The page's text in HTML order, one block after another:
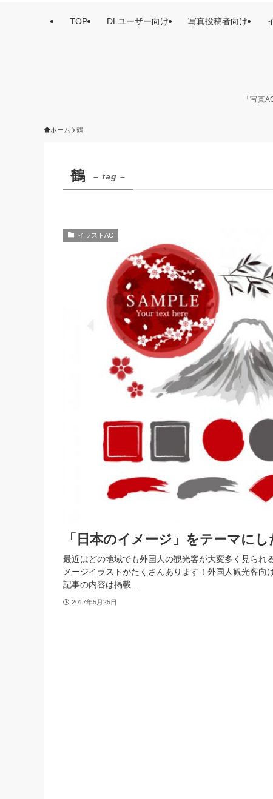
「写真
TOP DLユーザー向け 写真投稿者向け
ホーム 鶴
鶴 – tag –
イラストAC
「日本のイメージ」をテーマに
最近はどの地域でも外国人の観光客が大変多く見られ
メージイラストがたくさんあります！外国人観光客
記事の内容は掲載...
2017年5月25日